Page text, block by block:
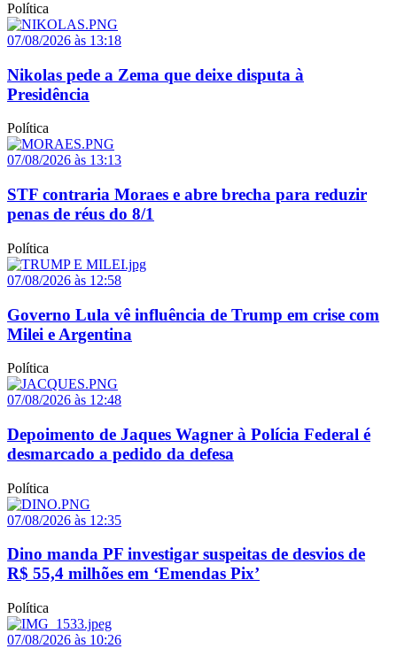
Política
07/08/2026 às 13:18
Nikolas pede a Zema que deixe disputa à
Presidência
Política
07/08/2026 às 13:13
STF contraria Moraes e abre brecha para reduzir
penas de réus do 8/1
Política
07/08/2026 às 12:58
Governo Lula vê influência de Trump em crise com
Milei e Argentina
Política
07/08/2026 às 12:48
Depoimento de Jaques Wagner à Polícia Federal é
desmarcado a pedido da defesa
Política
07/08/2026 às 12:35
Dino manda PF investigar suspeitas de desvios de
R$ 55,4 milhões em ‘Emendas Pix’
Política
07/08/2026 às 10:26